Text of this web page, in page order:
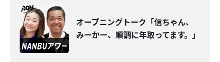
オープニングトーク「信ちゃん、
みーかー、順調に年取ってます。」